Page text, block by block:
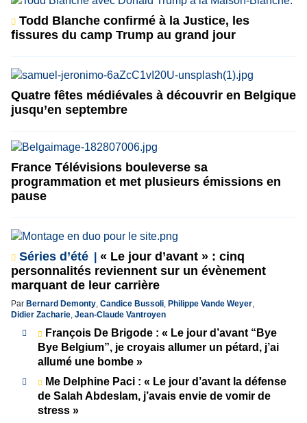
Todd Blanche confirmé à la Justice, les
fissures du camp Trump au grand jour
Quatre fêtes médiévales à découvrir en Belgique
jusqu’en septembre
France Télévisions bouleverse sa
programmation et met plusieurs émissions en
pause
Séries d’été
« Le jour d’avant » : cinq
personnalités reviennent sur un évènement
marquant de leur carrière
Par Bernard Demonty, Candice Bussoli, Philippe Vande Weyer,
Didier Zacharie, Jean-Claude Vantroyen
François De Brigode : « Le jour d’avant “Bye
Bye Belgium”, je croyais allumer un pétard, j’ai
allumé une bombe »
Me Delphine Paci : « Le jour d’avant la défense
de Salah Abdeslam, j’avais envie de vomir de
stress »